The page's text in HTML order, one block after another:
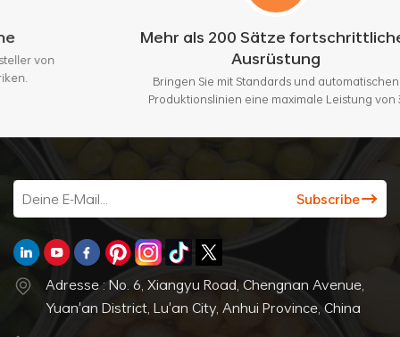
Mehr als 200 Sätze fortschrittlicher
Ausrüstung
Bringen Sie mit Standards und automatischen
Produktionslinien eine maximale Leistung von 3
Adresse : No. 6, Xiangyu Road, Chengnan Avenue,
Yuan'an District, Lu'an City, Anhui Province, China